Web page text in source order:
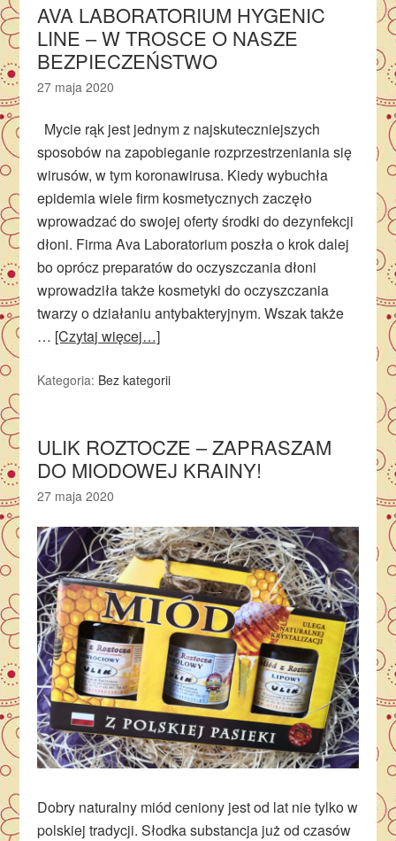
AVA LABORATORIUM HYGENIC
LINE – W TROSCE O NASZE
BEZPIECZEŃSTWO
27 maja 2020
Mycie rąk jest jednym z najskuteczniejszych
sposobów na zapobieganie rozprzestrzeniania się
wirusów, w tym koronawirusa. Kiedy wybuchła
epidemia wiele firm kosmetycznych zaczęło
wprowadzać do swojej oferty środki do dezynfekcji
dłoni. Firma Ava Laboratorium poszła o krok dalej
bo oprócz preparatów do oczyszczania dłoni
wprowadziła także kosmetyki do oczyszczania
twarzy o działaniu antybakteryjnym. Wszak także
… [Czytaj więcej…]
Kategoria: Bez kategorii
ULIK ROZTOCZE – ZAPRASZAM
DO MIODOWEJ KRAINY!
27 maja 2020
Dobry naturalny miód ceniony jest od lat nie tylko w
polskiej tradycji. Słodka substancja już od czasów